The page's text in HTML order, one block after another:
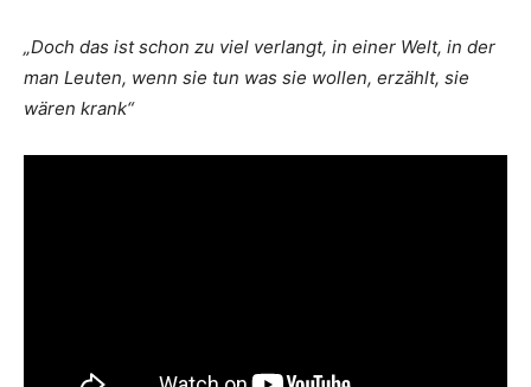
„Doch das ist schon zu viel verlangt, in einer Welt, in der
man Leuten, wenn sie tun was sie wollen, erzählt, sie
wären krank“